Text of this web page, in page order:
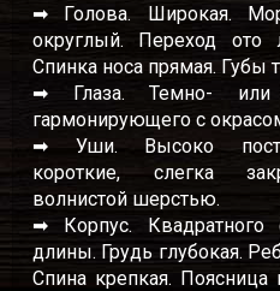
➡ Голова. Широкая.
округлый. Переход
Спинка носа прямая. Губы
➡ Глаза. Темно- или
гармонирующего с
➡ Уши. Высоко
короткие, слегка
волнистой шерстью.
➡ Корпус.
длины. Грудь глубокая.
Спина крепкая. Поясница